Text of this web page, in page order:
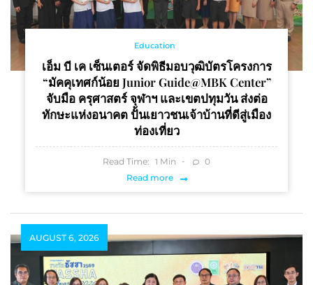
Education
เอ็ม บี เค เซ็นเตอร์ จัดพิธีมอบวุฒิบัตรโครงการ
“มัคคุเทศก์น้อย Junior Guide@MBK Center”
จับมือ ครุศาสตร์ จุฬาฯ และเขตปทุมวัน ส่งต่อ
ทักษะแห่งอนาคต ปั้นเยาวชนเจ้าบ้านที่ดีสู่เมือง
ท่องเที่ยว
Read Time: 1 Min
0
Read more
AUGUST 6, 2026